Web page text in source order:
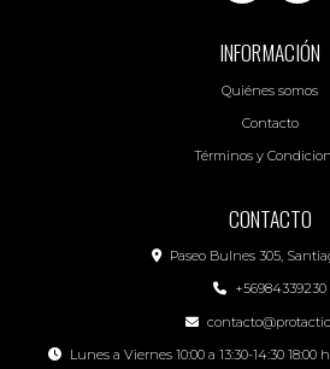
INFORMACIÓN
Quiénes somos
Contacto
Términos y
CONTACTO
Paseo Bulnes 305,
+56984339230
Lunes a Viernes 10:00 a 13:30-14:30 18:00